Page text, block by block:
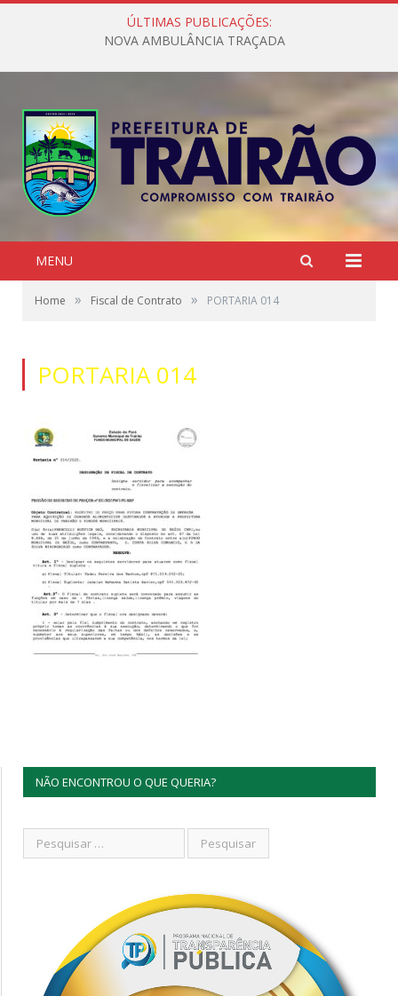
ÚLTIMAS PUBLICAÇÕES:
NOVA AMBULÂNCIA TRAÇADA
MENU
Home » Fiscal de Contrato » PORTARIA 014
PORTARIA 014
NÃO ENCONTROU O QUE QUERIA?